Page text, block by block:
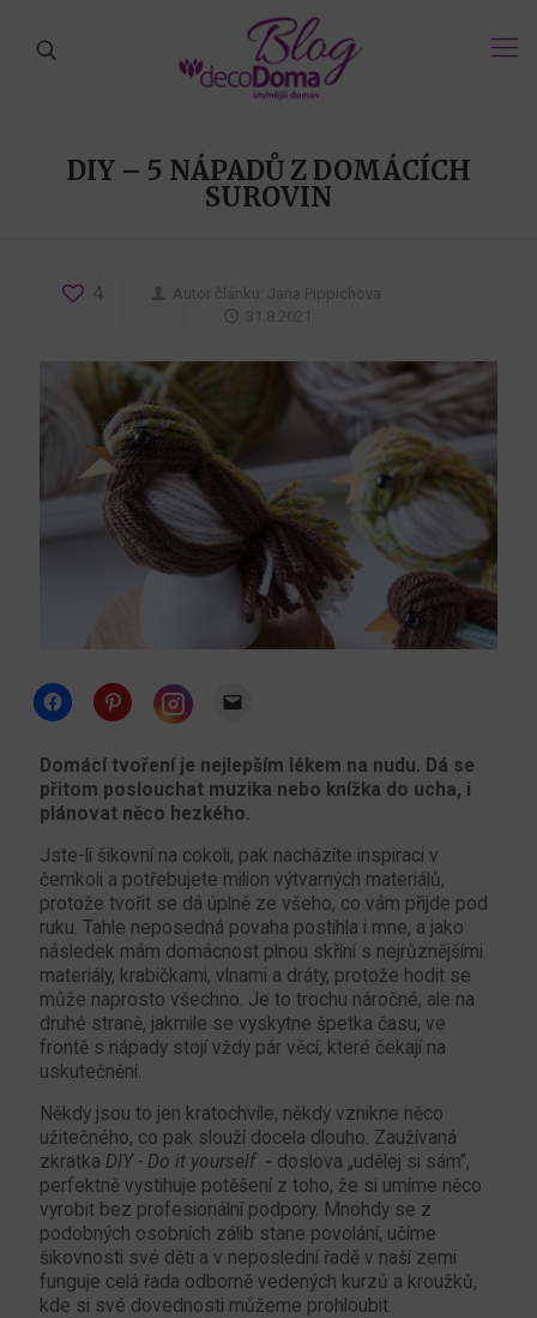
DIY – 5 NÁPADŮ Z DOMÁCÍCH
SUROVIN
4 Autor článku: Jana Pippichova
31.8.2021
Click
to
Facebook
(Opens
in
new
window)
Click
to
Pinterest
(Opens
in
new
window)
share
on
Instagram
(Opens
in
window)
link
to
a
friend
(Opens
new
window)
Domácí tvoření je nejlepším lékem na nudu. Dá se
přitom poslouchat muzika nebo knížka do ucha, i
plánovat něco hezkého.
Jste-li šikovní na cokoli, pak nacházíte inspiraci v
čemkoli a potřebujete milion výtvarných materiálů,
protože tvořit se dá úplně ze všeho, co vám přijde pod
ruku. Tahle neposedná povaha postihla i mne, a jako
následek mám domácnost plnou skříní s nejrůznějšími
materiály, krabičkami, vlnami a dráty, protože hodit se
může naprosto všechno. Je to trochu náročné, ale na
druhé straně, jakmile se vyskytne špetka času, ve
frontě s nápady stojí vždy pár věcí, které čekají na
uskutečnění.
Někdy jsou to jen kratochvíle, někdy vznikne něco
užitečného, co pak slouží docela dlouho. Zaužívaná
zkratka DIY - Do it yourself - doslova „udělej si sám”,
perfektně vystihuje potěšení z toho, že si umíme něco
vyrobit bez profesionální podpory. Mnohdy se z
podobných osobních zálib stane povolání, učíme
šikovnosti své děti a v neposlední řadě v naší zemi
funguje celá řada odborně vedených kurzů a kroužků,
kde si své dovednosti můžeme prohloubit.